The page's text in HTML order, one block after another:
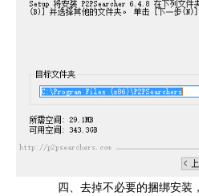
四、去掉不必要的捆绑安装